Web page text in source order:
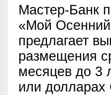
Мастер-Банк
«Мой
предлагает
размещения
месяцев до 3
или